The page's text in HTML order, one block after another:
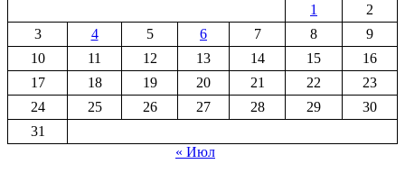
1
2
3
4 5 6 7 8
9
10
11 12 13 14 15
16
17
18 19 20 21 22
23
24
25 26 27 28 29
30
31
« Июл